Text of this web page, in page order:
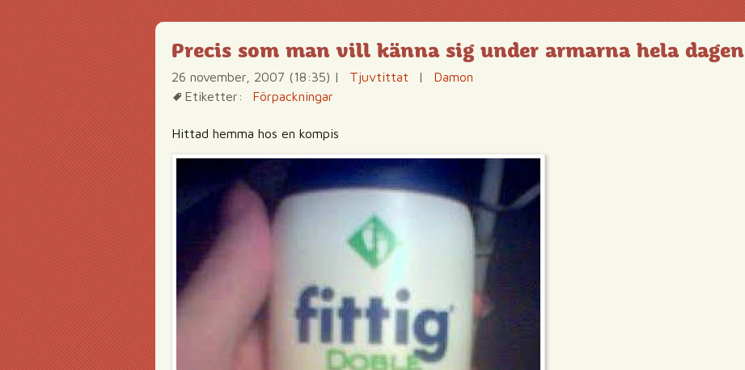
Precis som man vill känna sig under armarna hela dagen
26 november, 2007 (18:35) | Tjuvtittat |
Damon
Etiketter:
Förpackningar
Hittad hemma hos en kompis